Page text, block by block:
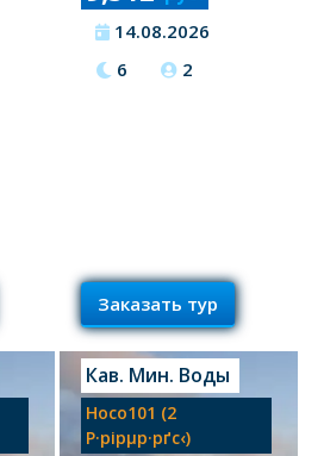
14.08.2026
6
2
Заказать тур
Кав. Мин. Воды
Hoco101 (2
Р·рірµр·рґс‹)